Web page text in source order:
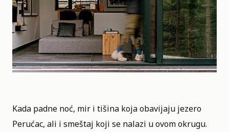
Kada padne noć, mir i tišina koja obavijaju jezero
Perućac, ali i smeštaj koji se nalazi u ovom okrugu.